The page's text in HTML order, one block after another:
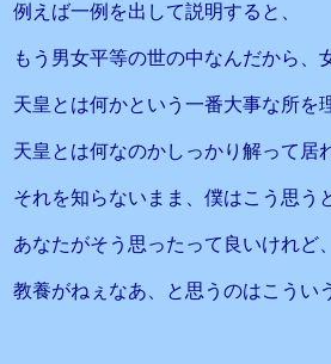
例えば一例を出して説明すると、
もう男女平等の世の中なんだから、
天皇とは何かという一番大事な所を
天皇とは何なのかしっかり解って居
それを知らないまま、僕はこう思う
あなたがそう思ったって良いけれど
教養がねぇなあ、と思うのはこうい